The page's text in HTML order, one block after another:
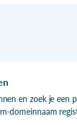
en zoek je een
domeinnaam